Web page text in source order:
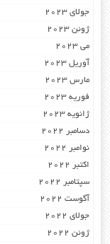
جولای 2023
ژوئن 2023
می 2023
آوریل 2023
مارس 2023
فوریه 2023
ژانویه 2023
دسامبر 2022
نوامبر 2022
اکتبر 2022
سپتامبر 2022
آگوست 2022
جولای 2022
ژوئن 2022